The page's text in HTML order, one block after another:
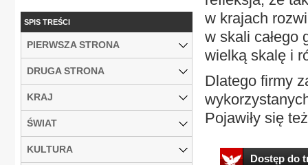
w krajach
w skali całego
wielką skalę i
Dlatego firmy
Pojawiły się
Dostęp do
SPIS TREŚCI
PIERWSZA STRONA
DRUGA STRONA
KRAJ
ŚWIAT
KULTURA